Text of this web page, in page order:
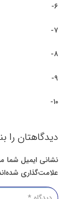
۶-
۷-
۸-
۹-
۱۰-
دیدگاهتان را
نشانی ایمیل شما
علامت‌گذاری